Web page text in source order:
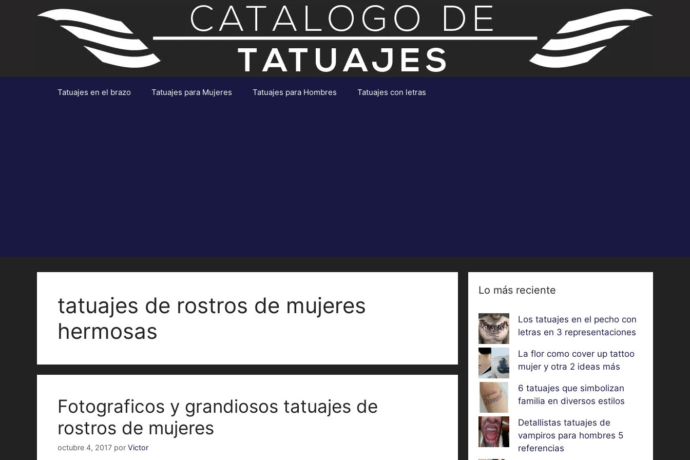
Tatuajes en el brazo Tatuajes para Mujeres Tatuajes para Hombres Tatuajes con letras
tatuajes de rostros de mujeres
hermosas
Fotograficos y grandiosos tatuajes de
rostros de mujeres
octubre 4, 2017 por Victor
Lo más reciente
Los tatuajes en el pecho con
letras en 3 representaciones
La flor como cover up tattoo
mujer y otra 2 ideas más
6 tatuajes que simbolizan
familia en diversos estilos
Detallistas tatuajes de
vampiros para hombres 5
referencias